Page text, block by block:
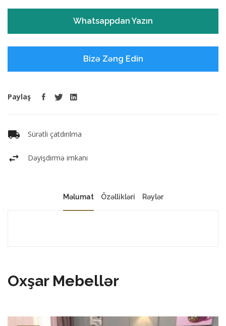
Whatsappdan Yazın
Bizə Zəng Edin
Paylaş
Sürətli çatdırılma
Dəyişdirmə imkanı
Məlumat Özəllikləri Rəylər
Oxşar Mebellər